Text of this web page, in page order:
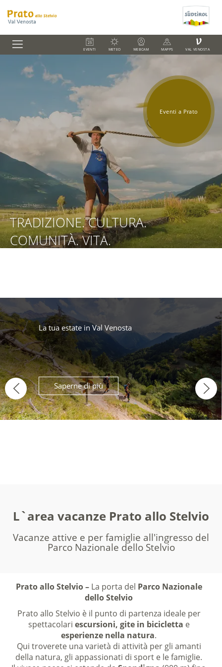
EVENTI METEO WEBCAM MAPPS
V
VAL VENOSTA
BICI. NATURA. PIACERE.
PARCO NAZIONALE.
Eventi a Prato
TRADIZIONE. CULTURA.
COMUNITÀ. VITA.
Eventi a Prato
ESCURSIONI. NATURA.
RELAX. PARCO
Eventi a Prato
La tua estate in Val Venosta
Saperne di più
L`area vacanze Prato allo Stelvio
Vacanze attive e per famiglie all'ingresso del
Parco Nazionale dello Stelvio
Prato allo Stelvio – La porta del Parco Nazionale
dello Stelvio
Prato allo Stelvio è il punto di partenza ideale per
spettacolari escursioni, gite in bicicletta e
esperienze nella natura.
Qui troverete una varietà di attività per gli amanti
della natura, gli appassionati di sport e le famiglie.